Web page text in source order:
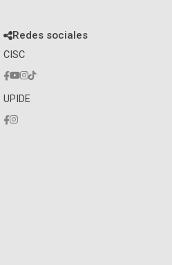
Redes sociales
CISC
UPIDE